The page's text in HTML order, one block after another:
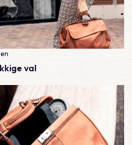
val
Lijkschouw: natuurlijk wel of natuurlijk